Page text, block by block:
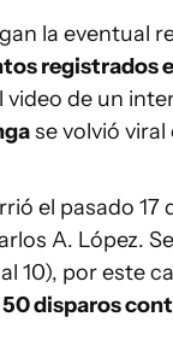
la eventual
registrados
video de un
se volvió viral
el pasado 17
A. López.
10), por este
disparos